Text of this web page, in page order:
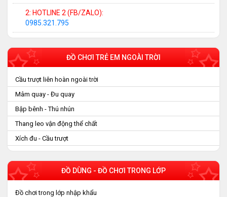
2: HOTLINE 2 (FB/ZALO):
0985.321.795
ĐỒ CHƠI TRẺ EM NGOÀI TRỜI
Cầu trượt liên hoàn ngoài trời
Mâm quay - Đu quay
Bập bênh - Thú nhún
Thang leo vận động thể chất
Xích đu - Cầu trượt
ĐỒ DÙNG - ĐỒ CHƠI TRONG LỚP
Đồ chơi trong lớp nhập khẩu